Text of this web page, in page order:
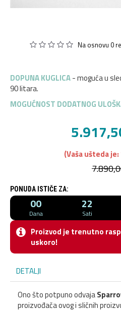
DOPUNA KUGLICA- moguća u
90 litara.
MOGUĆNOST DODATNOG
Na osnovu 0
PONUDA ISTIČE ZA:
00
Dana
22
Sati
(Vaša ušteda je:
Proizvod je trenutno
uskoro!
DETALJI
Ono što potpuno odvaja
proizvođača ovog i sličnih